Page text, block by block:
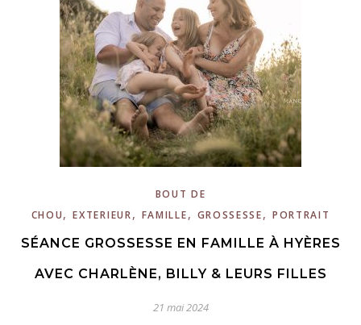
BOUT DE
CHOU,EXTERIEUR, FAMILLE, GROSSESSE, PORTRAIT
SÉANCE GROSSESSE EN FAMILLE À HYÈRES
AVEC CHARLÈNE, BILLY & LEURS FILLES
21 mai 2024